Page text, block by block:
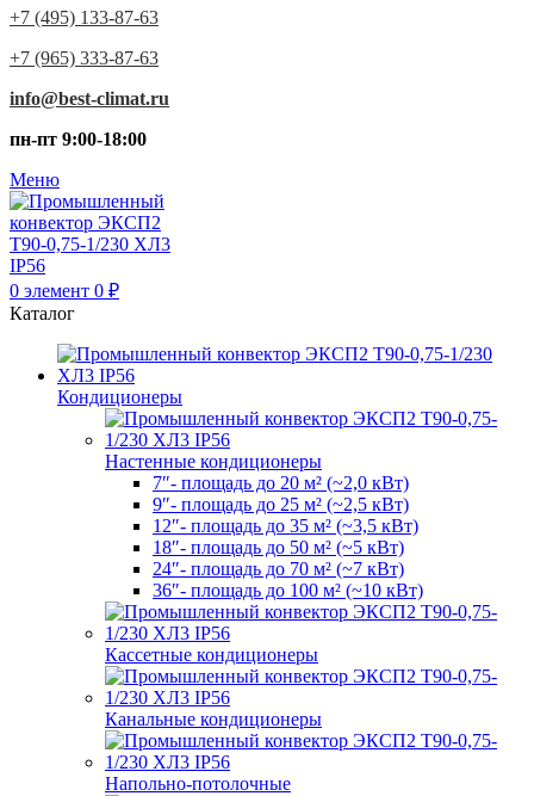
+7 (495) 133-87-63
+7 (965) 333-87-63
info@best-climat.ru
пн-пт 9:00-18:00
Меню
0 элемент 0 ₽
Каталог
Кондиционеры
Настенные кондиционеры
7″- площадь до 20 м² (~2,0 кВт)
9″- площадь до 25 м² (~2,5 кВт)
12″- площадь до 35 м² (~3,5 кВт)
18″- площадь до 50 м² (~5 кВт)
24″- площадь до 70 м² (~7 кВт)
36″- площадь до 100 м² (~10 кВт)
Кассетные кондиционеры
Канальные кондиционеры
Напольно-потолочные